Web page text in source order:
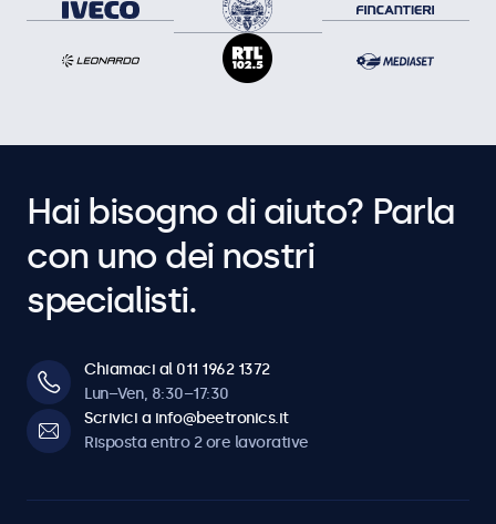
Hai bisogno di aiuto? Parla
con uno dei nostri
specialisti.
Chiamaci al 011 1962 1372
Lun–Ven, 8:30–17:30
Scrivici a info@beetronics.it
Risposta entro 2 ore lavorative